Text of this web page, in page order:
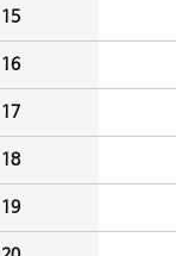
15
16
17
18
19